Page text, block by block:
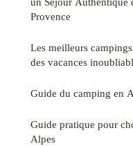
Provence
Les meilleurs
des vacances
Guide du camping en
Guide pratique pour
Alpes